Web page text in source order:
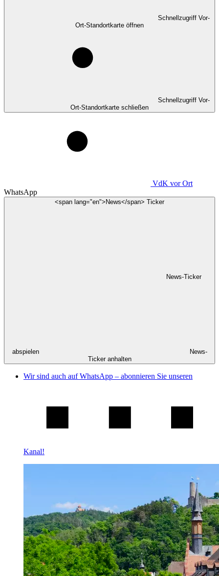
Schnellzugriff Vor-
Ort-Standortkarte öffnen
Schnellzugriff Vor-
Ort-Standortkarte schließen
VdK vor Ort
WhatsApp
<span lang="en">News</span> Ticker
News-Ticker
abspielen
News-
Ticker anhalten
Wir sind auch auf WhatsApp – abonnieren Sie unseren
Kanal!